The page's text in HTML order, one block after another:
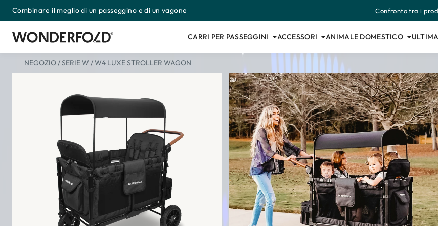
Passa
al
contenuto
Combinare il meglio di un passeggino e di un vagone Confronto tra i
CARRI PER PASSEGGINI ACCESSORI ANIMALE DOMESTICO
NEGOZIO/SERIE W /W4 LUXE STROLLER WAGON